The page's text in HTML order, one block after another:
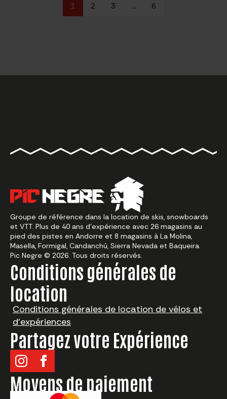
1 2 3 … 6
Groupe de référence dans la location de skis, snowboards
et VTT. Plus de 40 ans d’expérience avec 26 magasins au
pied des pistes en Andorre et 8 magasins à La Molina,
Masella, Formigal, Candanchú, Sierra Nevada et Baqueira.
Pic Negre © 2026. Tous droits réservés.
Conditions générales de
location
Conditions générales de location de vélos et
d’expériences
Partagez votre Expérience
Moyens de paiement
¿Qué quieres alquilar?
Choisir la destination